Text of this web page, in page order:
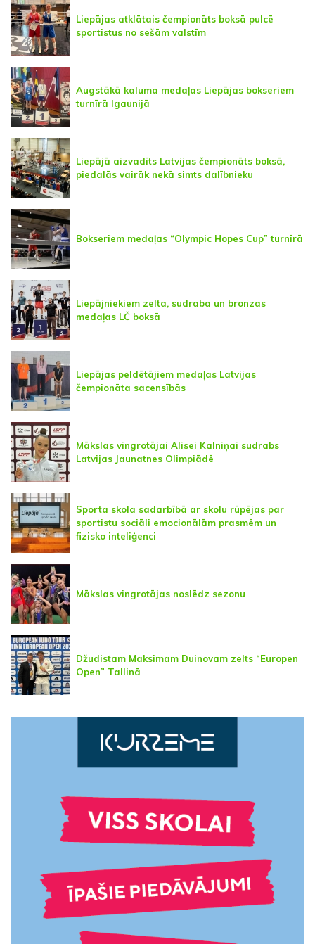
Liepājas atklātais čempionāts boksā pulcē
sportistus no sešām valstīm
Augstākā kaluma medaļas Liepājas bokseriem
turnīrā Igaunijā
Liepājā aizvadīts Latvijas čempionāts boksā,
piedalās vairāk nekā simts dalībnieku
Bokseriem medaļas “Olympic Hopes Cup” turnīrā
Liepājniekiem zelta, sudraba un bronzas
medaļas LČ boksā
Liepājas peldētājiem medaļas Latvijas
čempionāta sacensībās
Mākslas vingrotājai Alisei Kalniņai sudrabs
Latvijas Jaunatnes Olimpiādē
Sporta skola sadarbībā ar skolu rūpējas par
sportistu sociāli emocionālām prasmēm un
fizisko inteliģenci
Mākslas vingrotājas noslēdz sezonu
Džudistam Maksimam Duinovam zelts “Europen
Open” Tallinā